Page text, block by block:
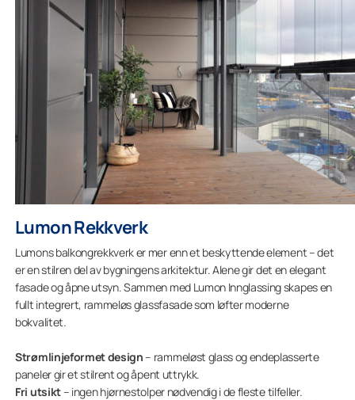
Lumon Rekkverk
Lumons balkongrekkverk er mer enn et beskyttende element – det
er en stilren del av bygningens arkitektur. Alene gir det en elegant
fasade og åpne utsyn. Sammen med Lumon Innglassing skapes en
fullt integrert, rammeløs glassfasade som løfter moderne
bokvalitet.
Strømlinjeformet design– rammeløst glass og endeplasserte
paneler gir et stilrent og åpent uttrykk.
Fri utsikt– ingen hjørnestolper nødvendig i de fleste tilfeller.